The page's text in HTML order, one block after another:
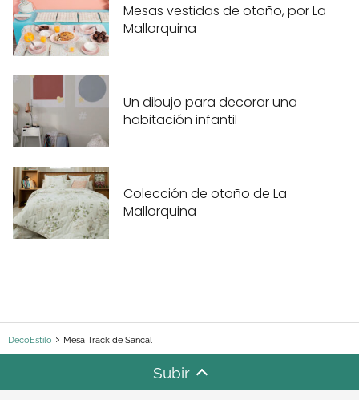
Mesas vestidas de otoño, por La
Mallorquina
Un dibujo para decorar una
habitación infantil
Colección de otoño de La
Mallorquina
DecoEstilo Mesa Track de Sancal
Subir